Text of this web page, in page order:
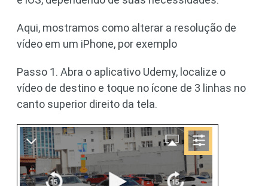
Aqui, mostramos como alterar a resolução de
vídeo em um iPhone, por exemplo
Passo 1. Abra o aplicativo Udemy, localize o
vídeo de destino e toque no ícone de 3 linhas no
canto superior direito da tela.